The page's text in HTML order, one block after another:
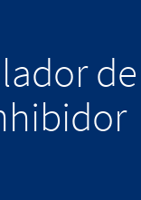
de